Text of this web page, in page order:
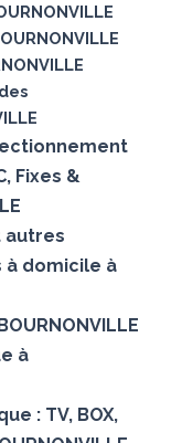
Fixes &
autres
domicile à
à
: TV, BOX,